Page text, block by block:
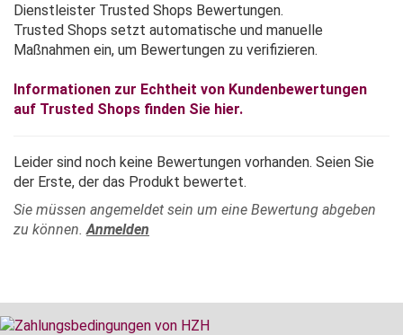
Dienstleister Trusted Shops Bewertungen.
Trusted Shops setzt automatische und manuelle
Maßnahmen ein, um Bewertungen zu verifizieren.
Informationen zur Echtheit von Kundenbewertungen
auf Trusted Shops finden Sie hier.
Leider sind noch keine Bewertungen vorhanden. Seien Sie
der Erste, der das Produkt bewertet.
Sie müssen angemeldet sein um eine Bewertung abgeben
zu können. Anmelden